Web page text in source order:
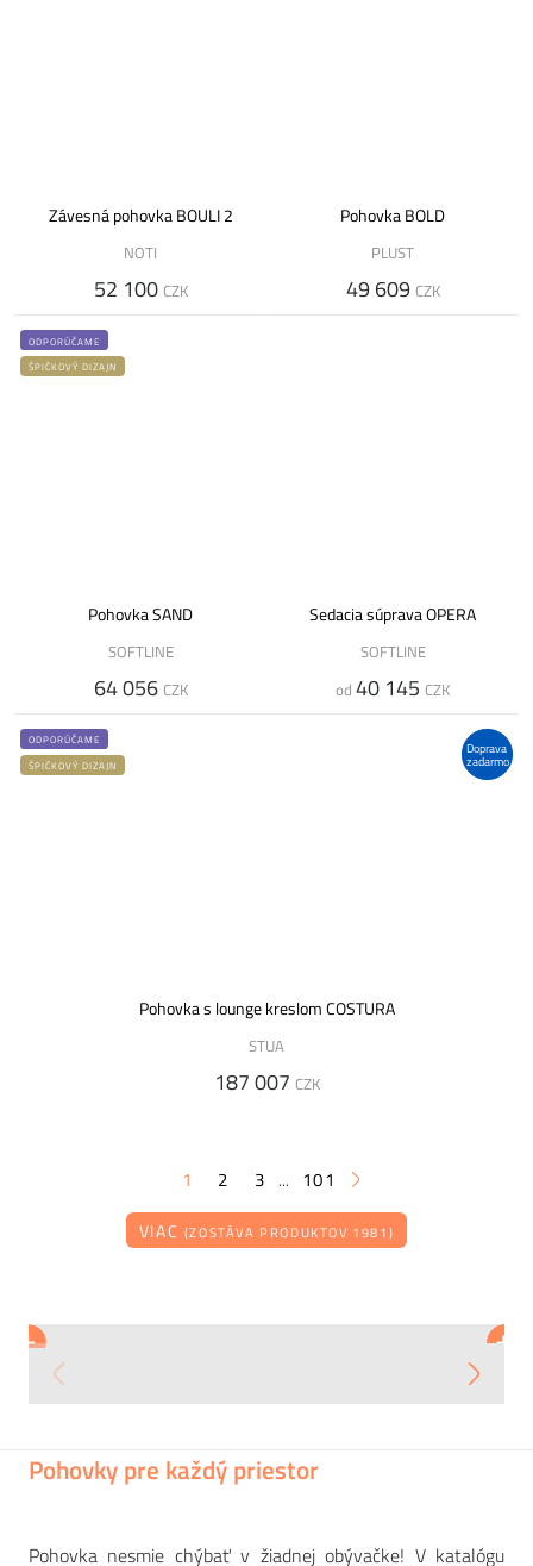
Závesná pohovka BOULI 2
NOTI
52 100 CZK
Pohovka BOLD
PLUST
49 609 CZK
ODPORÚČAME
ŠPIČKOVÝ DIZAJN
Pohovka SAND
SOFTLINE
64 056 CZK
Doprava
zadarmo
ODPORÚČAME
ŠPIČKOVÝ DIZAJN
Pohovka s lounge kreslom COSTURA
STUA
187 007 CZK
Sedacia súprava OPERA
SOFTLINE
od 40 145 CZK
1 2 3 ... 101
VIAC (ZOSTÁVA PRODUKTOV 1981)
+
+ +
+
+
+
+
Pohovky pre každý priestor
Pohovka nesmie chýbať v žiadnej obývačke! V katalógu